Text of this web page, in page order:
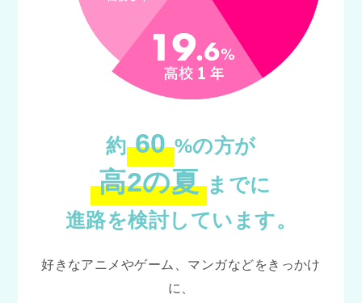
約 60 %の方が
高2の夏 までに
進路を検討しています。
好きなアニメやゲーム、マンガなどをきっかけ
に、